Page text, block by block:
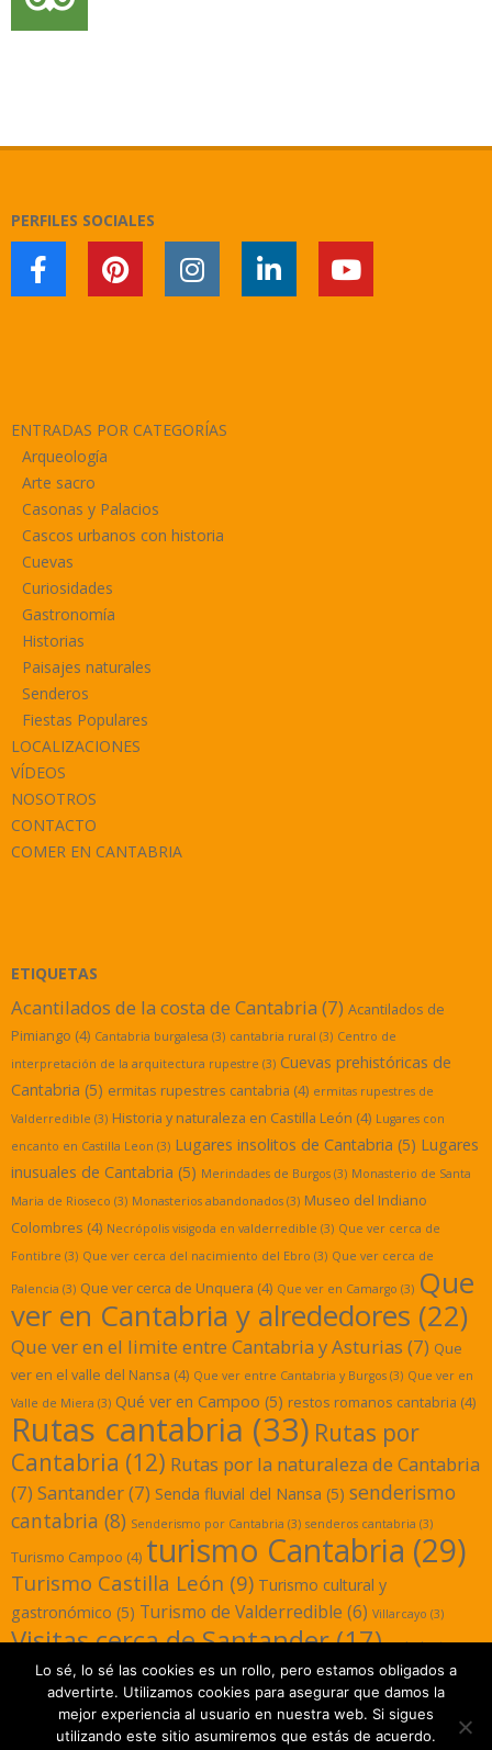
PERFILES SOCIALES
ENTRADAS POR CATEGORÍAS
Arqueología
Arte sacro
Casonas y Palacios
Cascos urbanos con historia
Cuevas
Curiosidades
Gastronomía
Historias
Paisajes naturales
Senderos
Fiestas Populares
LOCALIZACIONES
VÍDEOS
NOSOTROS
CONTACTO
COMER EN CANTABRIA
ETIQUETAS
Acantilados de la costa de Cantabria (7) Acantilados de
Pimiango (4) Cantabria burgalesa (3) cantabria rural (3) Centro de
interpretación de la arquitectura rupestre (3) Cuevas prehistóricas de
Cantabria (5) ermitas rupestres cantabria (4) ermitas rupestres de
Valderredible (3) Historia y naturaleza en Castilla León (4) Lugares con
encanto en Castilla Leon (3) Lugares insolitos de Cantabria (5) Lugares
inusuales de Cantabria (5) Merindades de Burgos (3) Monasterio de Santa
Maria de Rioseco (3) Monasterios abandonados (3) Museo del Indiano
Colombres (4) Necrópolis visigoda en valderredible (3) Que ver cerca de
Fontibre (3) Que ver cerca del nacimiento del Ebro (3) Que ver cerca de
Palencia (3) Que ver cerca de Unquera (4) Que ver en Camargo (3) Que
ver en Cantabria y alrededores (22)
Que ver en el limite entre Cantabria y Asturias (7) Que
ver en el valle del Nansa (4) Que ver entre Cantabria y Burgos (3) Que ver en
Valle de Miera (3) Qué ver en Campoo (5) restos romanos cantabria (4)
Rutas cantabria (33) Rutas por
Cantabria (12) Rutas por la naturaleza de Cantabria
(7) Santander(7) Senda fluvial del Nansa (5) senderismo
cantabria (8) Senderismo por Cantabria (3) senderos cantabria (3)
Turismo Campoo (4) turismo Cantabria (29)
Turismo Castilla León (9) Turismo cultural y
gastronómico (5) Turismo de Valderredible (6) Villarcayo (3)
Visitas cerca de Santander(17) yacimientos
romanos cantabria(3)
Lo sé, lo sé las cookies es un rollo, pero estamos obligados a
advertirte. Utilizamos cookies para asegurar que damos la
mejor experiencia al usuario en nuestra web. Si sigues
utilizando este sitio asumiremos que estás de acuerdo.